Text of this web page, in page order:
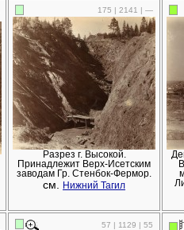
175 | 2141 | —
Разрез г. Высокой.
Принадлежит Верх-Исетским
заводам Гр. Стенбок-Фермор.
см. Нижний Тагил
57 | 1129 | 55